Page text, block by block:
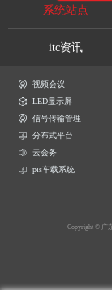
系统站点
itc资讯
视频会议
LED显示屏
信号传输管理
分布式平台
云会务
pis车载系统
Copyright © 广